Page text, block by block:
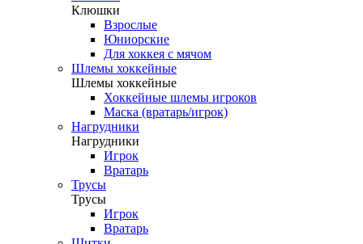
Клюшки
Взрослые
Юниорские
Для хоккея с мячом
Шлемы хоккейные
Шлемы хоккейные
Хоккейные шлемы игроков
Маска (вратарь/игрок)
Нагрудники
Нагрудники
Игрок
Вратарь
Трусы
Трусы
Игрок
Вратарь